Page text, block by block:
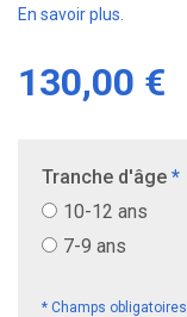
En savoir plus.
130,00 €
Tranche d'âge *
10-12 ans
7-9 ans
* Champs obligatoires